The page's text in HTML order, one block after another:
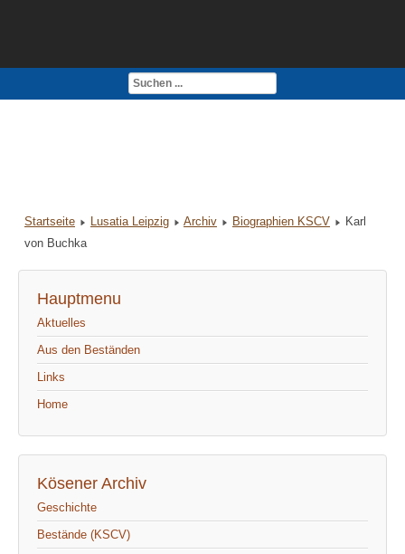
Impressum
Startseite Lusatia Leipzig Archiv Biographien KSCV
Karl
von Buchka
Hauptmenu
Aktuelles
Aus den Beständen
Links
Home
Kösener Archiv
Geschichte
Bestände (KSCV)